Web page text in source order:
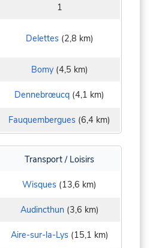
1
Delettes(2,8 km)
Bomy(4,5 km)
Dennebrœucq (4,1 km)
Fauquembergues (6,4 km)
Transport / Loisirs
Wisques (13,6 km)
Audincthun(3,6 km)
Aire-sur-la-Lys(15,1 km)